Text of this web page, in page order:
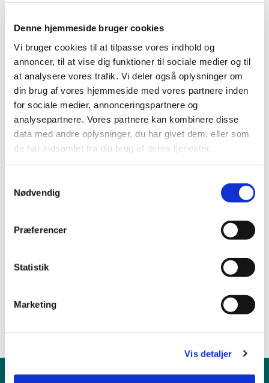
Denne hjemmeside bruger cookies
Vi bruger cookies til at tilpasse vores indhold og
annoncer, til at vise dig funktioner til sociale medier og til
at analysere vores trafik. Vi deler også oplysninger om
din brug af vores hjemmeside med vores partnere inden
for sociale medier, annonceringspartnere og
analysepartnere. Vores partnere kan kombinere disse
data med andre oplysninger, du har givet dem, eller som
de har indsamlet fra din brug af deres tjenester.
Nødvendig
Præferencer
Statistik
Marketing
Vis detaljer
Du vil måske også kunne
lide...